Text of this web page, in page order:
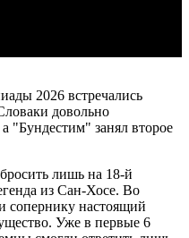
2026 встречались
довольно
"Бундестим" занял второе
лишь на 18-й
из Сан-Хосе. Во
сопернику настоящий
Уже в первые 6